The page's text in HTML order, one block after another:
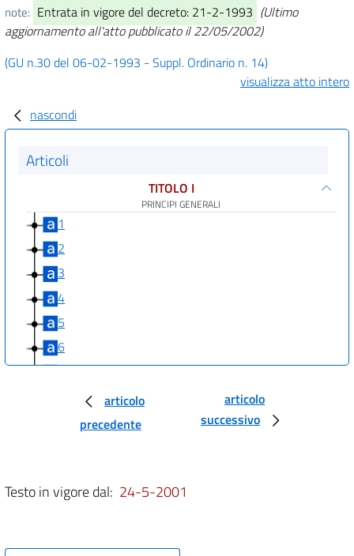
note: Entrata in vigore del decreto: 21-2-1993 (Ultimo
aggiornamento all'atto pubblicato il 22/05/2002)
(GU n.30 del 06-02-1993 - Suppl. Ordinario n. 14)
visualizza atto intero
nascondi
Articoli
TITOLO I
PRINCIPI GENERALI
1
2
3
4
5
6
7
ORGANIZZAZIONE
Capo I
articolo
precedente
articolo
successivo
Testo in vigore dal: 24-5-2001